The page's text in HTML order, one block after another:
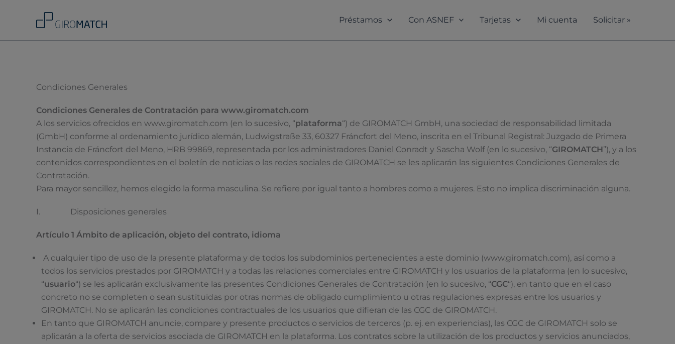
Préstamos Con ASNEF Tarjetas Mi cuenta Solicitar »
Condiciones Generales
Condiciones Generales de Contratación para www.giromatch.com
A los servicios ofrecidos en www.giromatch.com (en lo sucesivo, “plataforma“) de GIROMATCH GmbH, una sociedad de responsabilidad limitada
(GmbH) conforme al ordenamiento jurídico alemán, Ludwigstraße 33, 60327 Fráncfort del Meno, inscrita en el Tribunal Registral: Juzgado de Primera
Instancia de Fráncfort del Meno, HRB 99869, representada por los administradores Daniel Conradt y Sascha Wolf (en lo sucesivo, “GIROMATCH”), y a los
contenidos correspondientes en el boletín de noticias o las redes sociales de GIROMATCH se les aplicarán las siguientes Condiciones Generales de
Contratación.
Para mayor sencillez, hemos elegido la forma masculina. Se refiere por igual tanto a hombres como a mujeres. Esto no implica discriminación alguna.
I. Disposiciones generales
Artículo 1 Ámbito de aplicación, objeto del contrato, idioma
A cualquier tipo de uso de la presente plataforma y de todos los subdominios pertenecientes a este dominio (www.giromatch.com), así como a
todos los servicios prestados por GIROMATCH y a todas las relaciones comerciales entre GIROMATCH y los usuarios de la plataforma (en lo sucesivo,
“usuario“) se les aplicarán exclusivamente las presentes Condiciones Generales de Contratación (en lo sucesivo, “CGC“), en tanto que en el caso
concreto no se completen o sean sustituidas por otras normas de obligado cumplimiento u otras regulaciones expresas entre los usuarios y
GIROMATCH. No se aplicarán las condiciones contractuales de los usuarios que difieran de las CGC de GIROMATCH.
En tanto que GIROMATCH anuncie, compare y presente productos o servicios de terceros (p. ej. en experiencias), las CGC de GIROMATCH solo se
aplicarán a la oferta de servicios asociada de GIROMATCH en la plataforma. Los contratos sobre la utilización de los productos y servicios anunciados,